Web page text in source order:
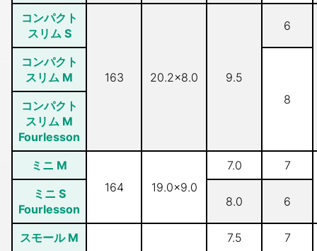
コンパクト
スリム S
163 20.2×8.0 9.5
6
コンパクト
スリム M
8
コンパクト
スリム M
Fourlesson
ミニ M
164
19.0×9.0
7.0
7
ミニ S
Fourlesson
8.0 6
スモール M
7.5
7